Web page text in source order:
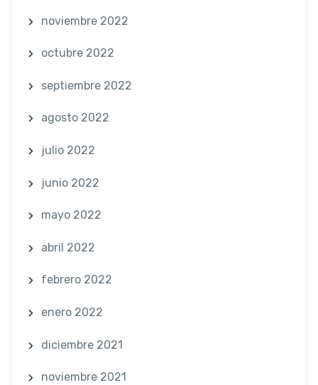
noviembre 2022
octubre 2022
septiembre 2022
agosto 2022
julio 2022
junio 2022
mayo 2022
abril 2022
febrero 2022
enero 2022
diciembre 2021
noviembre 2021